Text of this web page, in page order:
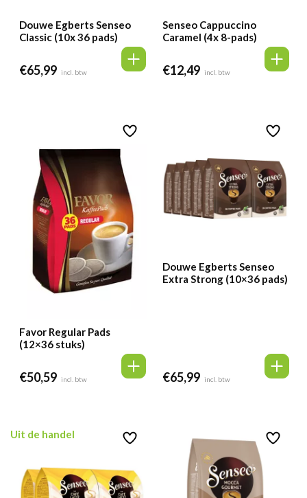
Douwe Egberts Senseo
Classic (10x 36 pads)
€65,99 incl. btw
Senseo Cappuccino
Caramel (4x 8-pads)
€12,49 incl. btw
Favor Regular Pads
(12×36 stuks)
€50,59 incl. btw
Douwe Egberts Senseo
Extra Strong (10×36 pads)
€65,99 incl. btw
Uit de handel